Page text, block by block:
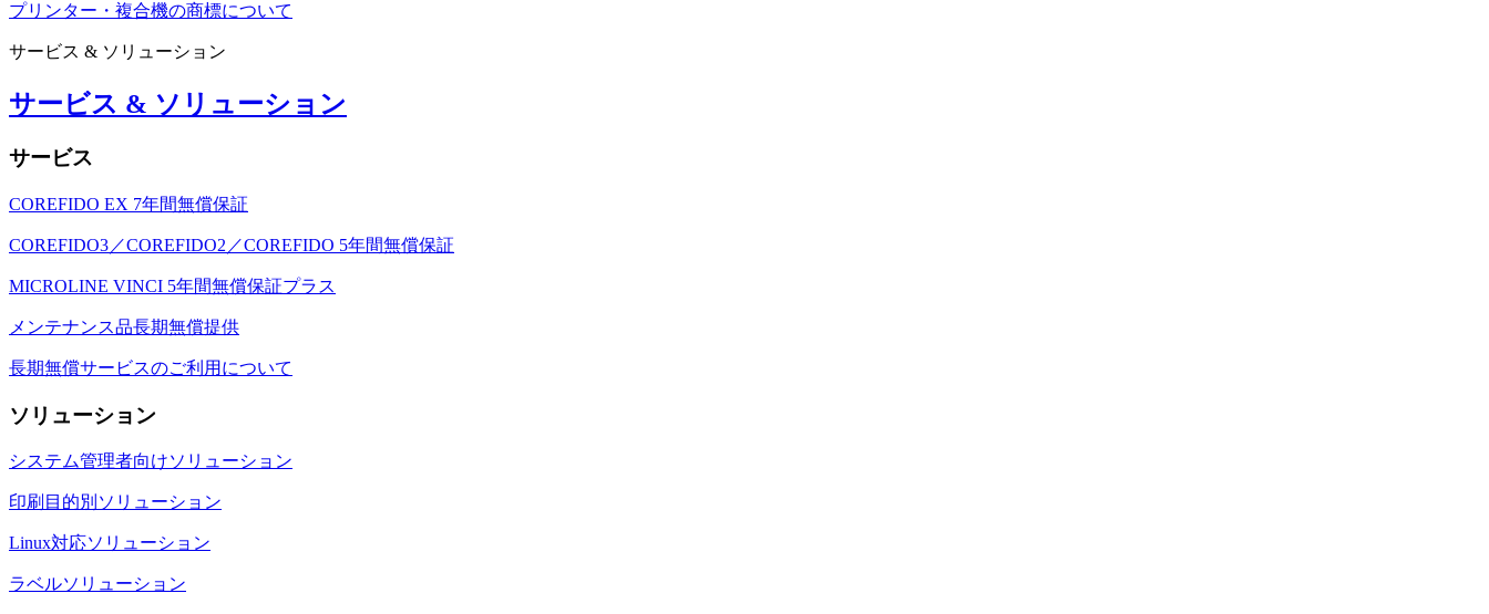
プリンター・複合機の商標について
サービス & ソリューション
サービス & ソリューション
サービス
COREFIDO EX 7年間無償保証
COREFIDO3／COREFIDO2／COREFIDO 5年間無償保証
MICROLINE VINCI 5年間無償保証プラス
メンテナンス品長期無償提供
長期無償サービスのご利用について
ソリューション
システム管理者向けソリューション
印刷目的別ソリューション
Linux対応ソリューション
ラベルソリューション